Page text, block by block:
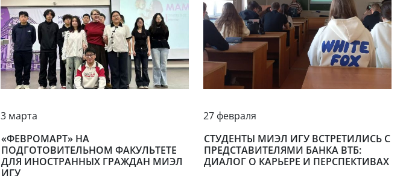
3 марта
«ФЕВРОМАРТ» НА
ПОДГОТОВИТЕЛЬНОМ ФАКУЛЬТЕТЕ
ДЛЯ ИНОСТРАННЫХ ГРАЖДАН МИЭЛ
ИГУ
27 февраля
СТУДЕНТЫ МИЭЛ ИГУ ВСТРЕТИЛИСЬ С
ПРЕДСТАВИТЕЛЯМИ БАНКА ВТБ:
ДИАЛОГ О КАРЬЕРЕ И ПЕРСПЕКТИВАХ